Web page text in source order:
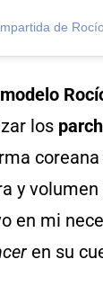
de
modelo
los
coreana
y
en mi
en su